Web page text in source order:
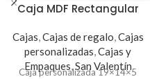
Caja MDF Rectangular
Cajas,Cajas de regalo,Cajas
personalizadas,Cajas y
Empaques,San Valentín
Caja personalizada 19×14×5